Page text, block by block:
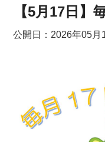
【5月17日】
公開日：2026年05